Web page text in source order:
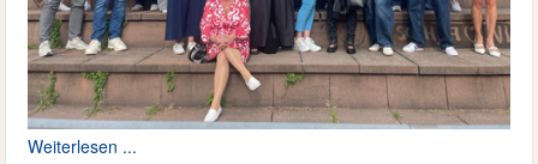
Weiterlesen ...